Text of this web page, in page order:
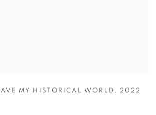
MY HISTORICAL WORLD , 2022